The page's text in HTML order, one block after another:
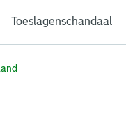
Toeslagenschandaal